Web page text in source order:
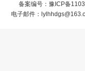
备案编号： 豫ICP备
电子邮件：